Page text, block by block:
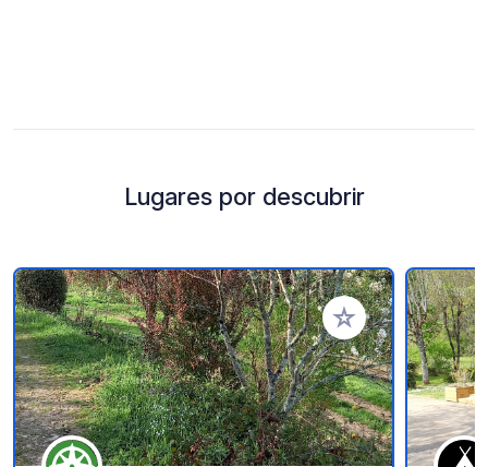
Lugares por descubrir
Añadir a tus